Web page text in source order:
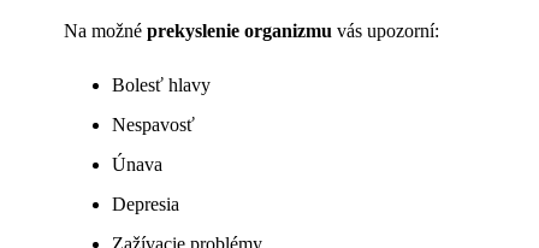
Na možné prekyslenie organizmu vás upozorní:
Bolesť hlavy
Nespavosť
Únava
Depresia